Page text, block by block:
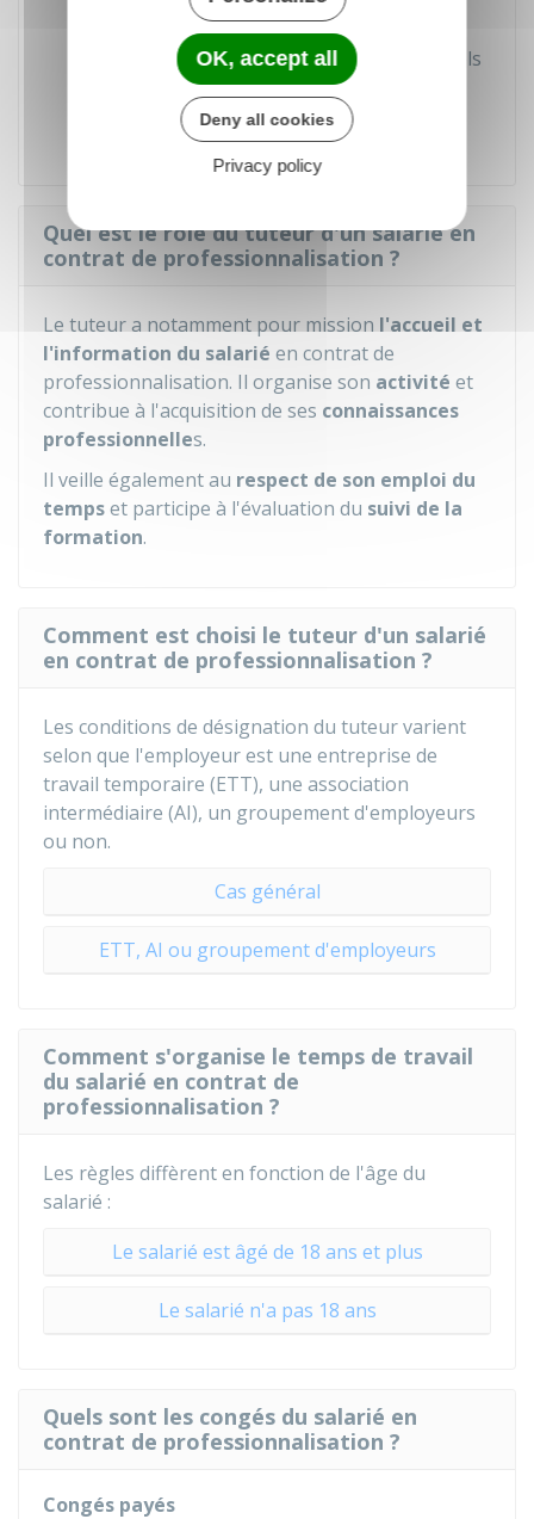
théâtre, etc.)
Bénéfice de tarifs réduits et préférentiels
accordés aux étudiants dans les
transports.
Quel est le rôle du tuteur d'un salarié en
contrat de professionnalisation ?
Le tuteur a notamment pour mission l'accueil et
l'information du salarié en contrat de
professionnalisation. Il organise son activité et
contribue à l'acquisition de ses connaissances
professionnelles.
Il veille également au respect de son emploi du
tempset participe à l'évaluation du suivi de la
formation.
Comment est choisi le tuteur d'un salarié
en contrat de professionnalisation ?
Les conditions de désignation du tuteur varient
selon que l'employeur est une entreprise de
travail temporaire (ETT), une association
intermédiaire (AI), un groupement d'employeurs
ou non.
Cas général
ETT, AI ou groupement d'employeurs
Comment s'organise le temps de travail
du salarié en contrat de
professionnalisation ?
Les règles diffèrent en fonction de l'âge du
salarié :
Le salarié est âgé de 18 ans et plus
Le salarié n'a pas 18 ans
Quels sont les congés du salarié en
contrat de professionnalisation ?
Congés payés
OK, accept all
Deny all cookies
Privacy policy